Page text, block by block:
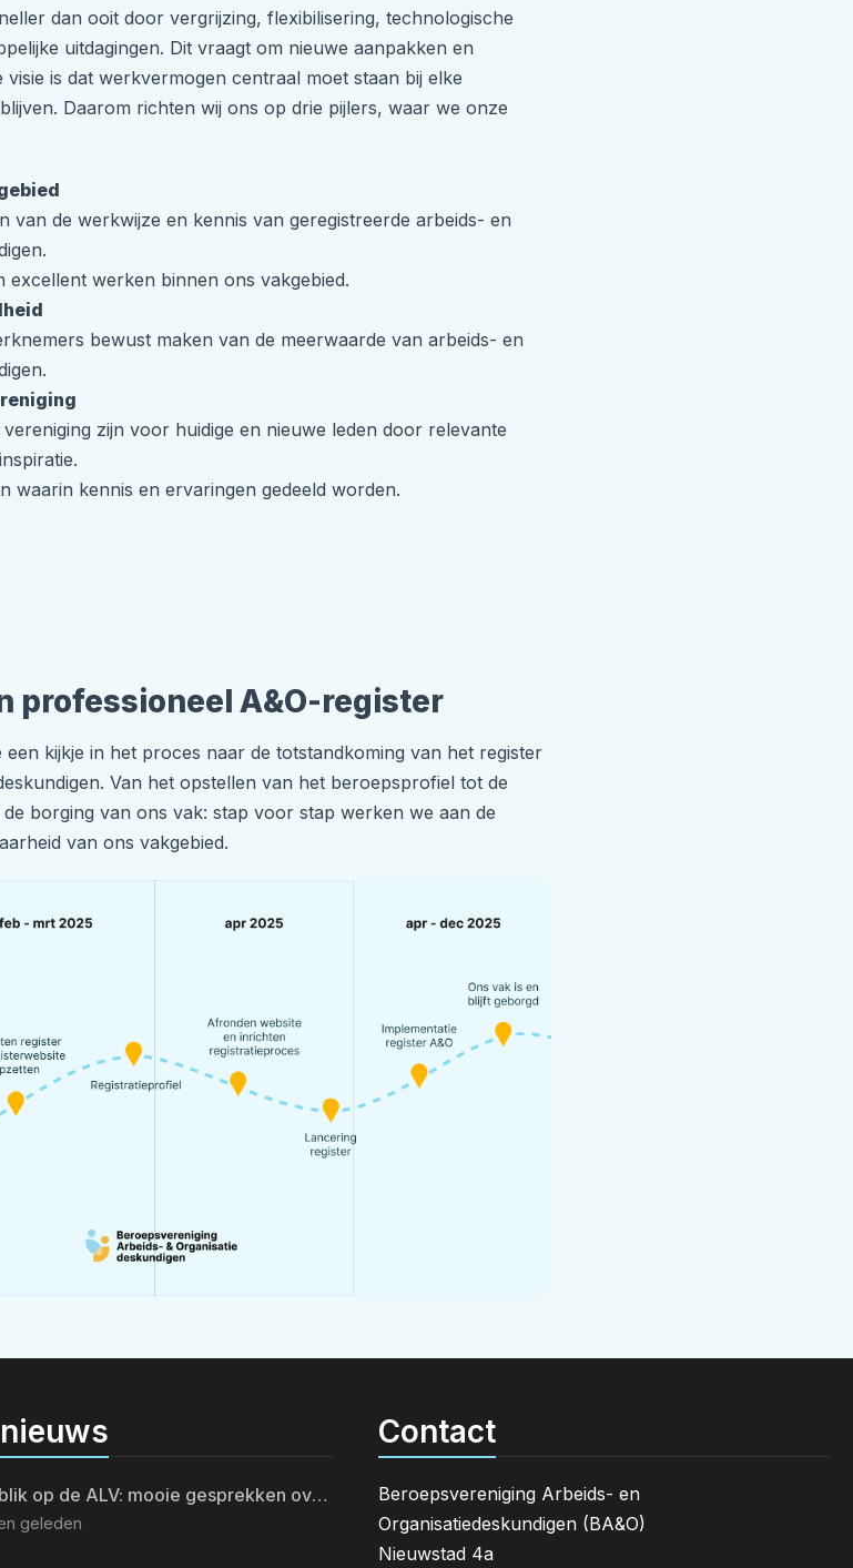
dan ooit door vergrijzing, flexibilisering, technologische
uitdagingen. Dit vraagt om nieuwe aanpakken en
is dat werkvermogen centraal moet staan bij elke
Daarom richten wij ons op drie pijlers, waar we onze
van de werkwijze en kennis van geregistreerde arbeids- en
excellent werken binnen ons vakgebied.
bewust maken van de meerwaarde van arbeids- en
zijn voor huidige en nieuwe leden door relevante
waarin kennis en ervaringen gedeeld worden.
professioneel A&O-register
kijkje in het proces naar de totstandkoming van het register
Van het opstellen van het beroepsprofiel tot de
borging van ons vak: stap voor stap werken we aan de
van ons vakgebied.
Terugblik op de ALV: mooie gesprekken over de toekomst van ons vak
geleden
Contact
Beroepsvereniging Arbeids- en
Organisatiedeskundigen (BA&O)
Nieuwstad 4a